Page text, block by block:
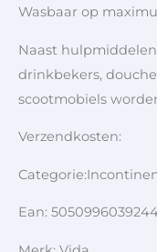
Wasbaar op
Naast
drinkbekers,
scootmobiels
Verzendkosten:
Ean: